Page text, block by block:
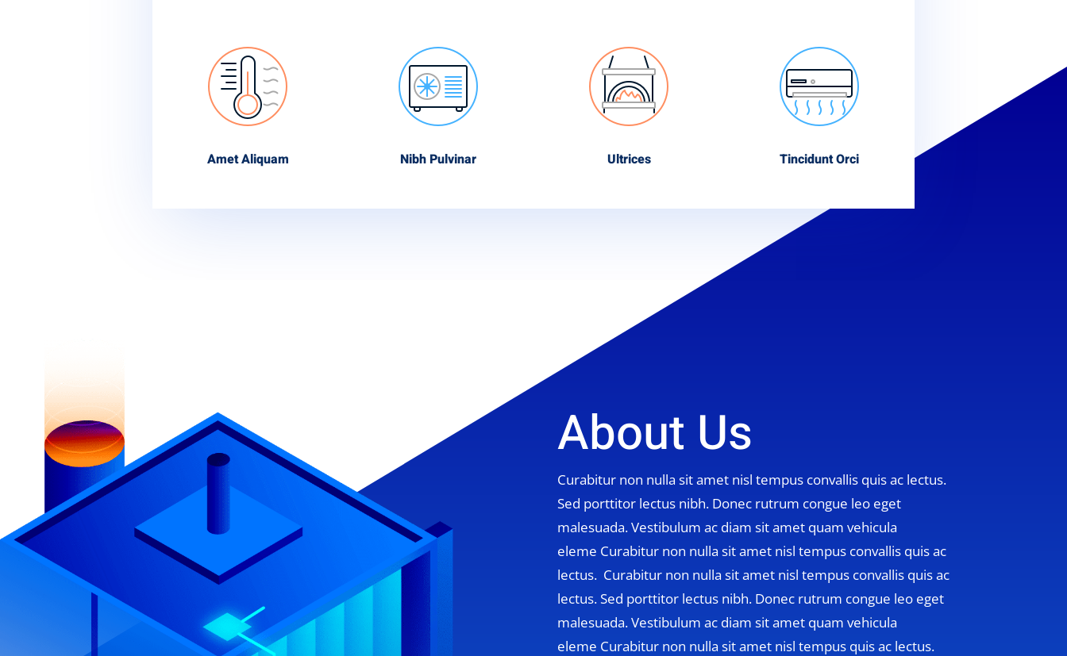
Amet Aliquam Nibh Pulvinar Ultrices Tincidunt Orci
About Us
Curabitur non nulla sit amet nisl tempus convallis quis ac lectus.
Sed porttitor lectus nibh. Donec rutrum congue leo eget
malesuada. Vestibulum ac diam sit amet quam vehicula
eleme Curabitur non nulla sit amet nisl tempus convallis quis ac
lectus. Curabitur non nulla sit amet nisl tempus convallis quis ac
lectus. Sed porttitor lectus nibh. Donec rutrum congue leo eget
malesuada. Vestibulum ac diam sit amet quam vehicula
eleme Curabitur non nulla sit amet nisl tempus quis ac lectus.